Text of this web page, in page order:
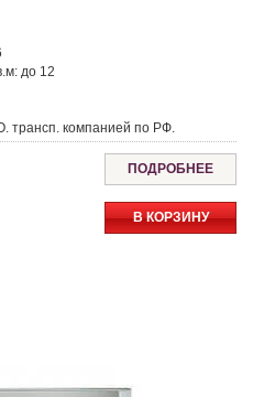
до 12
трансп. компанией по РФ.
ПОДРОБНЕЕ
В КОРЗИНУ